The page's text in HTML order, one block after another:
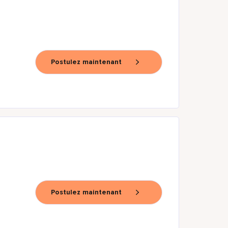
Postulez maintenant
Postulez maintenant